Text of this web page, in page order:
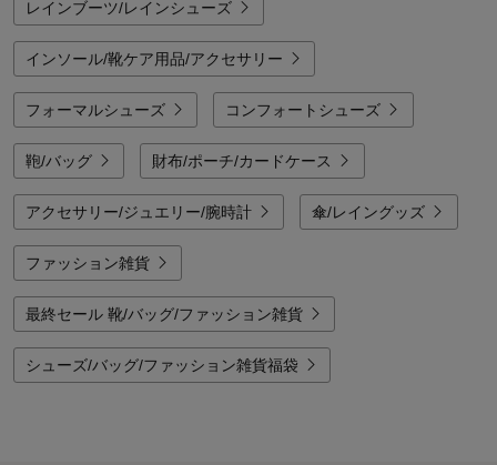
レインブーツ/レインシューズ
インソール/靴ケア用品/アクセサリー
フォーマルシューズ コンフォートシューズ
鞄/バッグ 財布/ポーチ/カードケース
アクセサリー/ジュエリー/腕時計 傘/レイングッズ
ファッション雑貨
最終セール 靴/バッグ/ファッション雑貨
シューズ/バッグ/ファッション雑貨福袋